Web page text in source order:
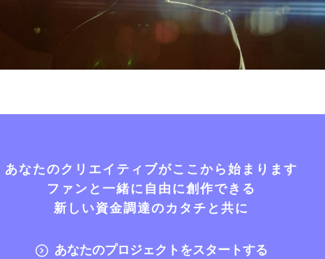
あなたのクリエイティブがここから始まります
ファンと一緒に自由に創作できる
新しい資金調達のカタチと共に
あなたのプロジェクトをスタートする